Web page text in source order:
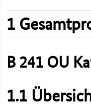
1
B 241 OU
1.1